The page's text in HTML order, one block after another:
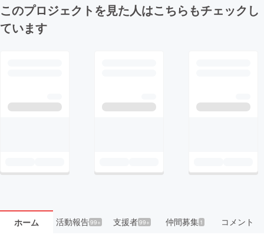
このプロジェクトを見た人はこちらもチェックし
ています
ホーム 活動報告99+ 支援者99+ 仲間募集 1 コメント